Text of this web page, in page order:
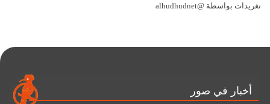
تغريدات بواسطة @alhudhudnet
أخبار في صور